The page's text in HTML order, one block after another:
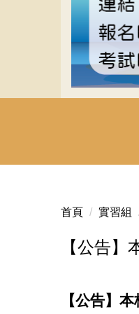
教程甄選
首頁 實習組
【公告
【公告】 本